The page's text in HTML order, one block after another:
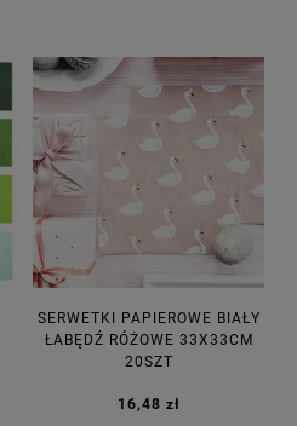
SERWETKI PAPIEROWE BIAŁY
ŁABĘDŹ RÓŻOWE 33X33CM
20SZT
16,48 zł